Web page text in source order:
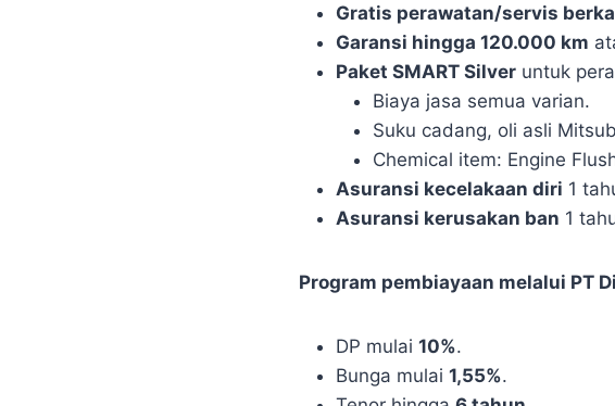
Gratis perawatan/servis
Garansi hingga 120.000 km
Paket SMART Silver untuk
Biaya jasa semua varian.
Suku cadang, oli asli
Chemical item: Engine
Asuransi kecelakaan diri 1
Asuransi kerusakan ban 1
Program pembiayaan melalui PT
DP mulai 10%.
Bunga mulai 1,55%.